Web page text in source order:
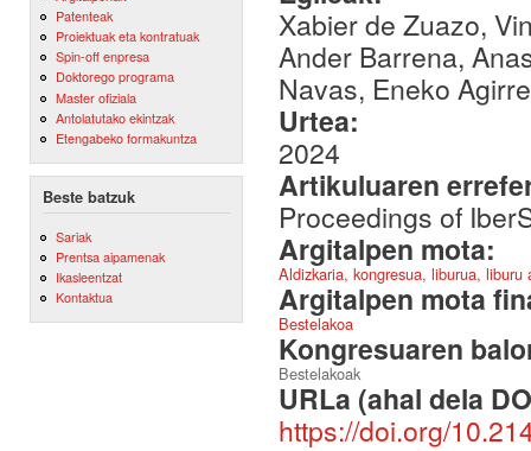
Patenteak
Proiektuak eta kontratuak
Spin-off enpresa
Doktorego programa
Master ofiziala
Antolatutako ekintzak
Etengabeko formakuntza
Beste batzuk
Sariak
Prentsa aipamenak
Ikasleentzat
Kontaktua
Xabier de Zuazo,
Ander Barrena,
Navas, Eneko
Urtea:
2024
Artikuluaren
Proceedings of
Argitalpen mota:
Aldizkaria, kongresua, liburua,
Argitalpen mota
Bestelakoa
Kongresuaren
Bestelakoak
URLa (ahal dela
https://doi.org/